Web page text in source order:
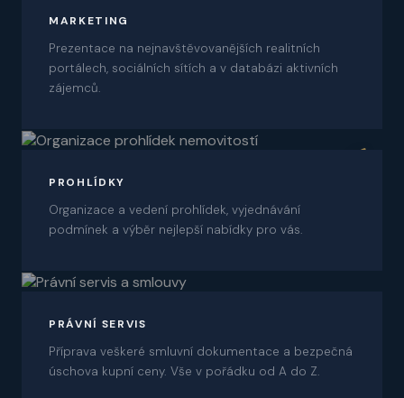
MARKETING
Prezentace na nejnavštěvovanějších realitních
portálech, sociálních sítích a v databázi aktivních
zájemců.
06
PROHLÍDKY
Organizace a vedení prohlídek, vyjednávání
podmínek a výběr nejlepší nabídky pro vás.
PRÁVNÍ SERVIS
Příprava veškeré smluvní dokumentace a bezpečná
úschova kupní ceny. Vše v pořádku od A do Z.